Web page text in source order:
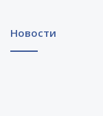
Новости